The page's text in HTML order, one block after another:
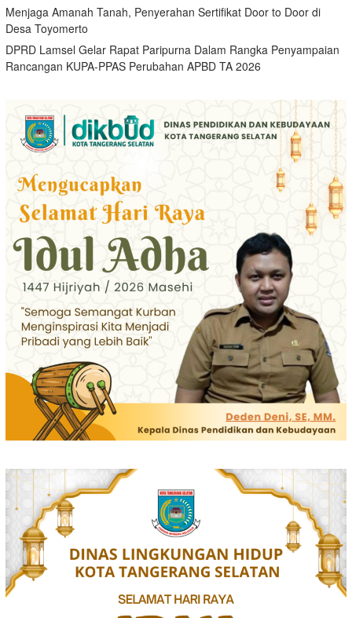
Menjaga Amanah Tanah, Penyerahan Sertifikat Door to Door di
Desa Toyomerto
DPRD Lamsel Gelar Rapat Paripurna Dalam Rangka Penyampaian
Rancangan KUPA-PPAS Perubahan APBD TA 2026